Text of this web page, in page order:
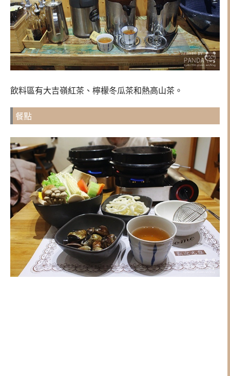
飲料區有大吉嶺紅茶、檸檬冬瓜茶和熱高山茶。
餐點